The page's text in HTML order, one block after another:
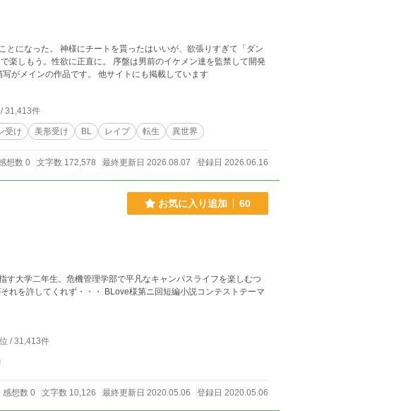
になった。 神様にチートを貰ったはいいが、欲張りすぎて「ダン
盤は男前のイケメン達を監禁して開発
いきます。 いろんなプレイでイかせまくります。 性描写がメインの作品です。 他サイトにも掲載しています
31,413件
受け 美形受け BL レイプ 転生 異世界
想数 0 文字数 172,578 最終更新日 2026.08.07 登録日 2026.06.16
お気に入り追加 60
大学二年生。危機管理学部で平凡なキャンパスライフを楽しむつ
様第ニ回短編小説コンテストテーマ
位 / 31,413件
感想数 0 文字数 10,126 最終更新日 2020.05.06 登録日 2020.05.06